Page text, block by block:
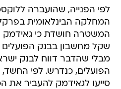
לפי הפנייה, שהועברה
המחלקה הבינלאומית
מבלי שהדבר דווח לבנק
הפועלים, כנדרש. לפי החשד,
סייעו לגאידמק להעביר את